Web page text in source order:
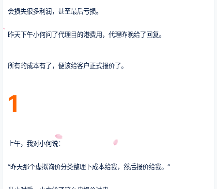
会损失很多利润，甚至最后亏损。
昨天下午小何问了代理目的港费用，代理昨晚给了回复。
所有的成本有了，便该给客户正式报价了。
1
上午，我对小何说：
“昨天那个虚拟询价分类整理下成本给我，然后报价给我。”